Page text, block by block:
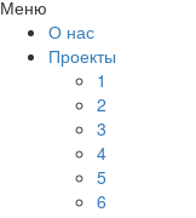
Меню
О нас
Проекты
1
2
3
4
5
6